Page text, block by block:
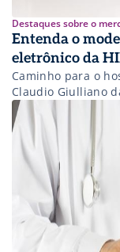
Destaques sobre o
Entenda o
eletrônico da
Caminho para o
Claudio Giulliano